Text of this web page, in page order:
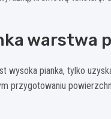
warstwa
wysoka pianka, tylko
przygotowaniu